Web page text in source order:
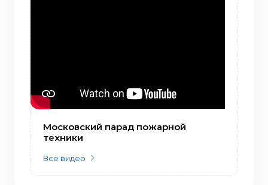
Московский парад пожарной
техники
Все видео